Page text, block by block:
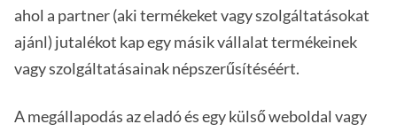
ahol a partner (aki termékeket vagy szolgáltatásokat
ajánl) jutalékot kap egy másik vállalat termékeinek
vagy szolgáltatásainak népszerűsítéséért.
A megállapodás az eladó és egy külső weboldal vagy